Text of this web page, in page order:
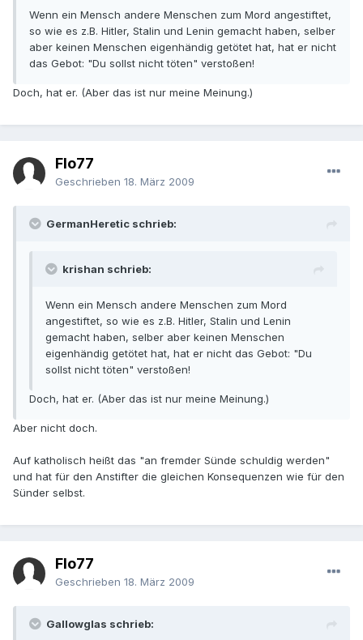
Wenn ein Mensch andere Menschen zum Mord angestiftet,
so wie es z.B. Hitler, Stalin und Lenin gemacht haben, selber
aber keinen Menschen eigenhändig getötet hat, hat er nicht
das Gebot: "Du sollst nicht töten" verstoßen!
Doch, hat er. (Aber das ist nur meine Meinung.)
Flo77
Geschrieben 18. März 2009
GermanHeretic schrieb:
krishan schrieb:
Wenn ein Mensch andere Menschen zum Mord
angestiftet, so wie es z.B. Hitler, Stalin und Lenin
gemacht haben, selber aber keinen Menschen
eigenhändig getötet hat, hat er nicht das Gebot: "Du
sollst nicht töten" verstoßen!
Doch, hat er. (Aber das ist nur meine Meinung.)
Aber nicht doch.
Auf katholisch heißt das "an fremder Sünde schuldig werden"
und hat für den Anstifter die gleichen Konsequenzen wie für den
Sünder selbst.
Flo77
Geschrieben 18. März 2009
Gallowglas schrieb: